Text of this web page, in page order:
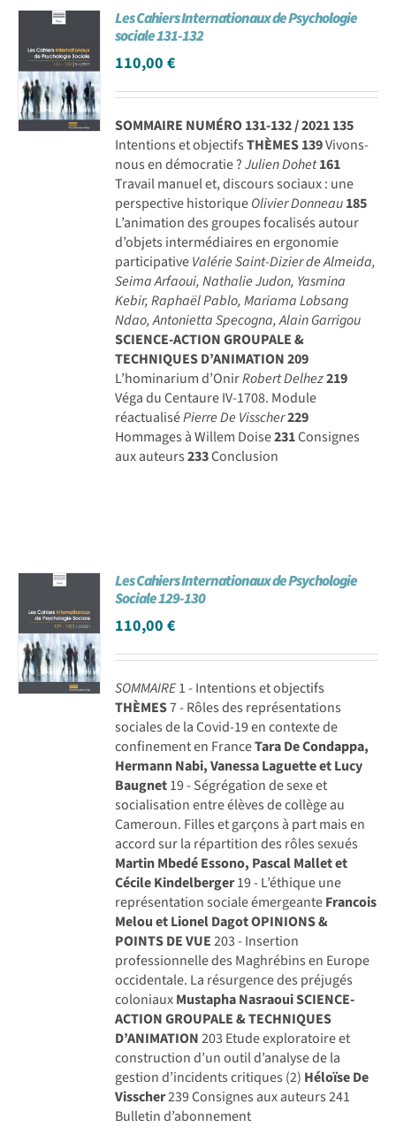
Achat en ligne
Panier WooCommerce
Les Cahiers Internationaux de Psychologie
sociale 131-132
110,00€
SOMMAIRE NUMÉRO 131-132 / 2021135
Intentions et objectifsTHÈMES139Vivons-
nous en démocratie ?Julien Dohet161
Travail manuel et, discours sociaux : une
perspective historiqueOlivier Donneau185
L’animation des groupes focalisés autour
d’objets intermédiaires en ergonomie
participativeValérie Saint-Dizier de Almeida,
Seima Arfaoui, Nathalie Judon, Yasmina
Kebir, Raphaël Pablo, Mariama Lobsang
Ndao, Antonietta Specogna, Alain Garrigou
SCIENCE-ACTION GROUPALE &
TECHNIQUES D’ANIMATION209
L’hominarium d’OnirRobert Delhez219
Véga du Centaure IV-1708. Module
réactualiséPierre De Visscher229
Hommages à Willem Doise231Consignes
aux auteurs233Conclusion
Les Cahiers Internationaux de Psychologie
Sociale 129-130
110,00€
SOMMAIRE1 - Intentions et objectifs
THÈMES7 - Rôles des représentations
sociales de la Covid-19 en contexte de
confinement en FranceTara De Condappa,
Hermann Nabi, Vanessa Laguette et Lucy
Baugnet19 - Ségrégation de sexe et
socialisation entre élèves de collège au
Cameroun. Filles et garçons à part mais en
accord sur la répartition des rôles sexués
Martin Mbedé Essono, Pascal Mallet et
Cécile Kindelberger19 - L’éthique une
représentation sociale émergeanteFrancois
Melou et Lionel DagotOPINIONS &
POINTS DE VUE203 - Insertion
professionnelle des Maghrébins en Europe
occidentale. La résurgence des préjugés
coloniauxMustapha NasraouiSCIENCE-
ACTION GROUPALE & TECHNIQUES
D’ANIMATION203 Etude exploratoire et
construction d’un outil d’analyse de la
gestion d’incidents critiques (2) Héloïse De
Visscher239 Consignes aux auteurs 241
Bulletin d’abonnement